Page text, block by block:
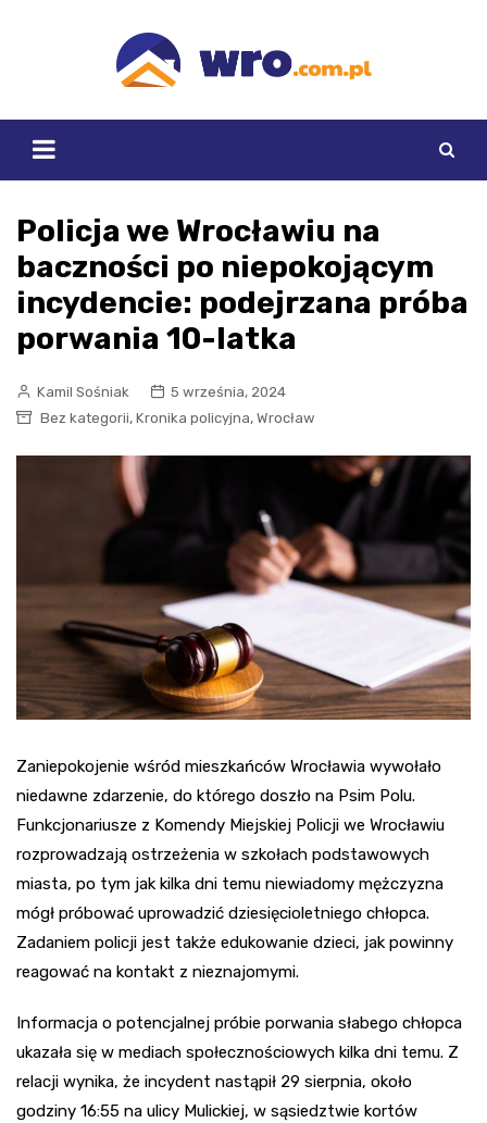
Policja we Wrocławiu na
baczności po niepokojącym
incydencie: podejrzana próba
porwania 10-latka
Kamil Sośniak
5 września, 2024
Bez kategorii, Kronika policyjna, Wrocław
Zaniepokojenie wśród mieszkańców Wrocławia wywołało
niedawne zdarzenie, do którego doszło na Psim Polu.
Funkcjonariusze z Komendy Miejskiej Policji we Wrocławiu
rozprowadzają ostrzeżenia w szkołach podstawowych
miasta, po tym jak kilka dni temu niewiadomy mężczyzna
mógł próbować uprowadzić dziesięcioletniego chłopca.
Zadaniem policji jest także edukowanie dzieci, jak powinny
reagować na kontakt z nieznajomymi.
Informacja o potencjalnej próbie porwania słabego chłopca
ukazała się w mediach społecznościowych kilka dni temu. Z
relacji wynika, że incydent nastąpił 29 sierpnia, około
godziny 16:55 na ulicy Mulickiej, w sąsiedztwie kortów